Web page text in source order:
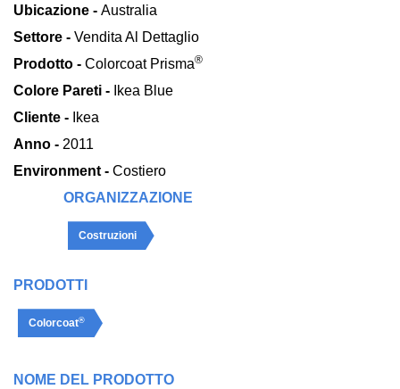
Ubicazione - Australia
Settore - Vendita Al Dettaglio
Prodotto - Colorcoat Prisma®
Colore Pareti - Ikea Blue
Cliente - Ikea
Anno - 2011
Environment - Costiero
ORGANIZZAZIONE
Costruzioni
PRODOTTI
Colorcoat®
NOME DEL PRODOTTO